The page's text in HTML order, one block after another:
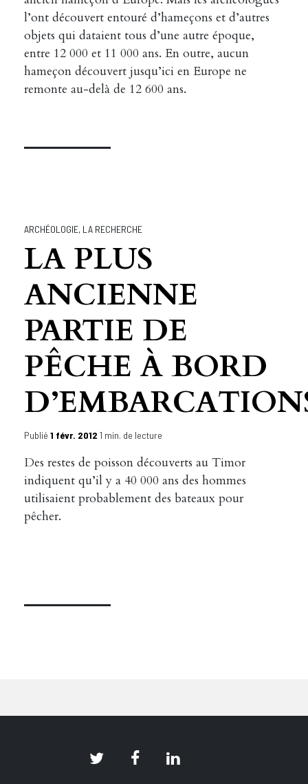
l’ont découvert entouré d’hameçons et d’autres
objets qui dataient tous d’une autre époque,
entre 12 000 et 11 000 ans. En outre, aucun
hameçon découvert jusqu’ici en Europe ne
remonte au-delà de 12 600 ans.
ARCHÉOLOGIE, LA RECHERCHE
LA PLUS
ANCIENNE
PARTIE DE
PÊCHE À BORD
Publié1 févr. 20121 min. de lecture
Des restes de poisson découverts au Timor
indiquent qu’il y a 40 000 ans des hommes
utilisaient probablement des bateaux pour
pêcher.